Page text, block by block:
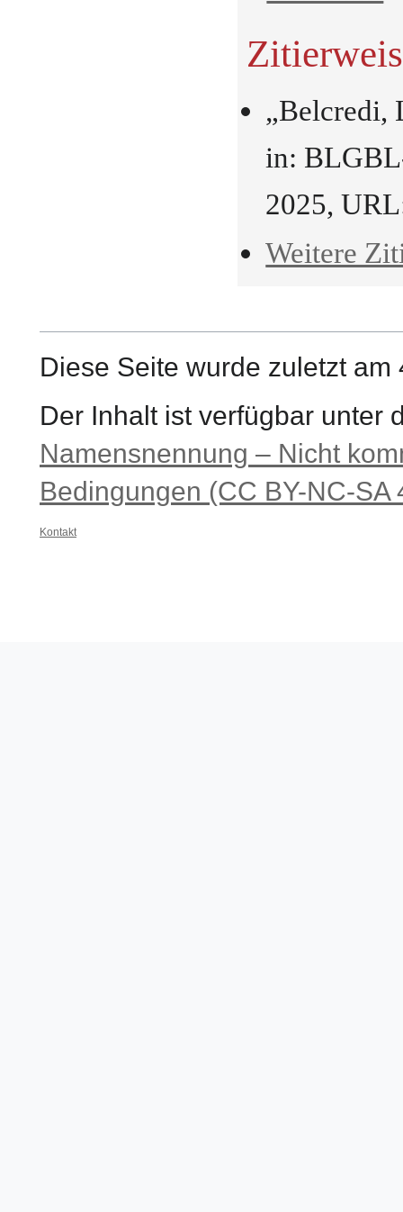
„Belcredi,
in:
2025,
Weitere
Diese Seite wurde zuletzt
Der Inhalt ist verfügbar unter
Namensnennung – Nicht
Bedingungen (CC BY-NC-SA
Kontakt